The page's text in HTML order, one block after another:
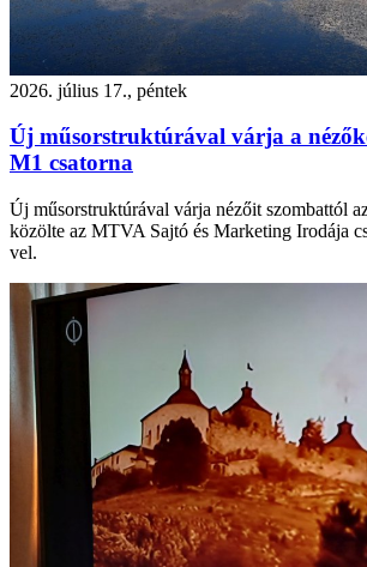
2026. július 17., péntek
Új műsorstruktúrával várja a
M1 csatorna
Új műsorstruktúrával várja nézőit szombattól
közölte az MTVA Sajtó és Marketing Irodája
vel.